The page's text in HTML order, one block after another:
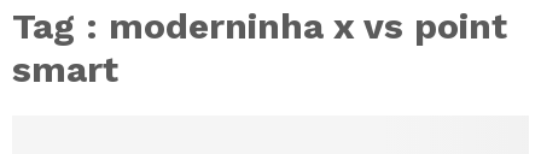
Tag : moderninha x vs point
smart